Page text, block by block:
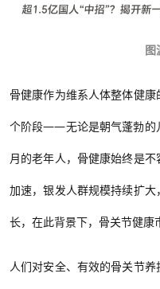
图
骨健康作为维系人体整体健
个阶段——无论是朝气蓬勃的
月的老年人，骨健康始终是
加速，银发人群规模持续扩
长，在此背景下，骨关节健康
人们对安全、有效的骨关节